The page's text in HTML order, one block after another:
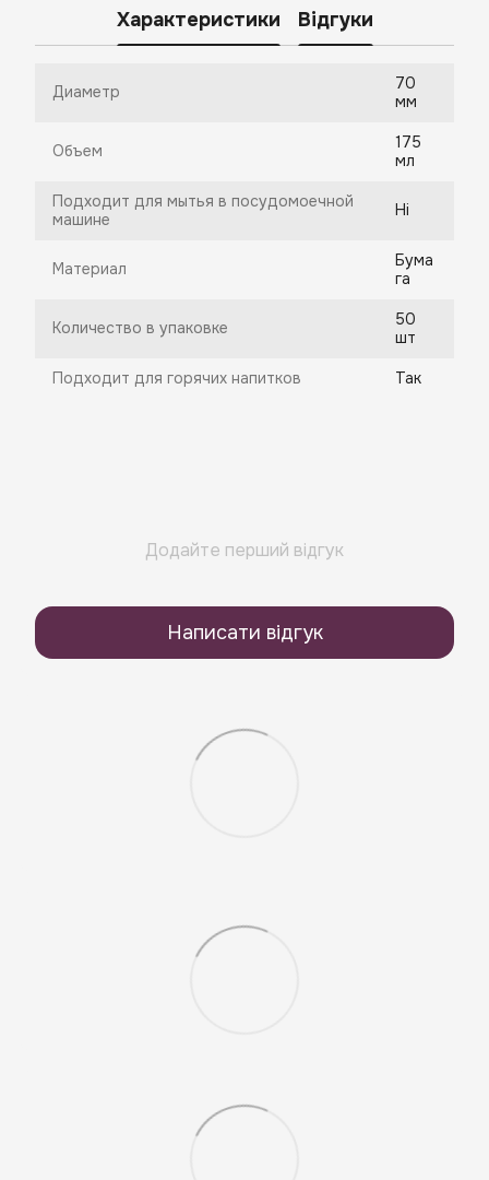
Характеристики Відгуки
Диаметр
70
мм
Объем
175
мл
Подходит для мытья в посудомоечной
машине
Ні
Материал
Бума
га
Количество в упаковке
50
шт
Подходит для горячих напитков Так
Додайте перший відгук
Написати відгук